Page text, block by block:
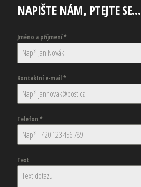
NAPIŠTE NÁM, PTEJTE SE…
Jméno a příjmení*
Kontaktní e-mail*
Telefon *
Text